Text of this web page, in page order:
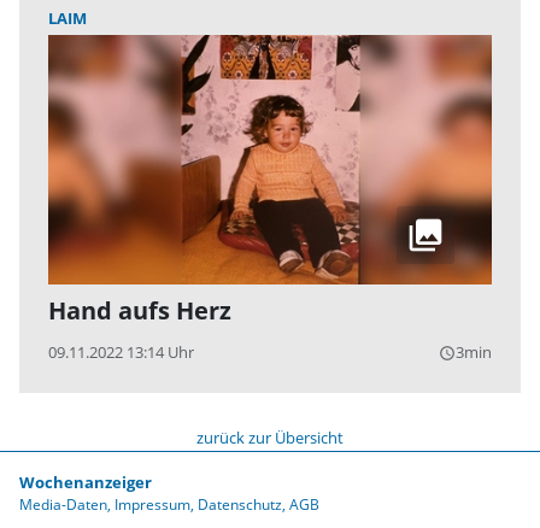
LAIM
Hand aufs Herz
09.11.2022 13:14 Uhr query_builder3min
zurück zur Übersicht
Wochenanzeiger
Media-Daten Impressum Datenschutz AGB